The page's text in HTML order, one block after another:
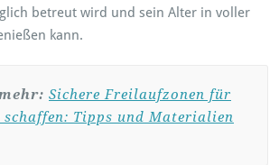
betreut wird und sein Alter in voller
kann.
Sichere Freilaufzonen für
schaffen: Tipps und Materialien